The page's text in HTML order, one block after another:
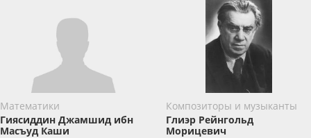
Математики
Гиясиддин Джамшид ибн
Масъуд Каши
Композиторы и музыканты
Глиэр Рейнгольд
Морицевич